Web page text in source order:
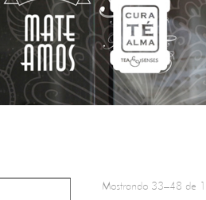
Mostrando 33–48 de